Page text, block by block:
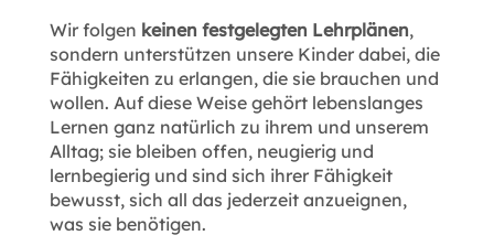
Wir folgen keinen festgelegten Lehrplänen,
sondern unterstützen unsere Kinder dabei, die
Fähigkeiten zu erlangen, die sie brauchen und
wollen. Auf diese Weise gehört lebenslanges
Lernen ganz natürlich zu ihrem und unserem
Alltag; sie bleiben offen, neugierig und
lernbegierig und sind sich ihrer Fähigkeit
bewusst, sich all das jederzeit anzueignen,
was sie benötigen.